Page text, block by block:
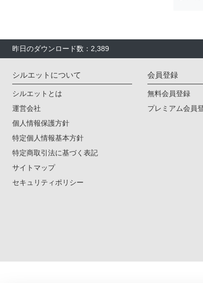
昨日のダウンロード数：2,389
シルエットについて
シルエットとは
運営会社
個人情報保護方針
特定個人情報基本方針
特定商取引法に基づく表記
サイトマップ
セキュリティポリシー
会員登録
無料会員登録
プレミアム会員